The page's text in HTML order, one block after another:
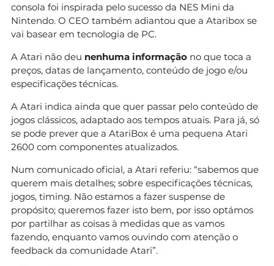
consola foi inspirada pelo sucesso da NES Mini da
Nintendo. O CEO também adiantou que a Ataribox se
vai basear em tecnologia de PC.
A Atari não deu nenhuma informação no que toca a
preços, datas de lançamento, conteúdo de jogo e/ou
especificações técnicas.
A Atari indica ainda que quer passar pelo conteúdo de
jogos clássicos, adaptado aos tempos atuais. Para já, só
se pode prever que a AtariBox é uma pequena Atari
2600 com componentes atualizados.
Num comunicado oficial, a Atari referiu: “sabemos que
querem mais detalhes; sobre especificações técnicas,
jogos, timing. Não estamos a fazer suspense de
propósito; queremos fazer isto bem, por isso optámos
por partilhar as coisas à medidas que as vamos
fazendo, enquanto vamos ouvindo com atenção o
feedback da comunidade Atari”.